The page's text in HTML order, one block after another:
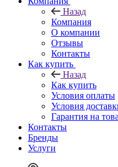
Назад
Компания
О компании
Отзывы
Контакты
Как купить
Назад
Как купить
Условия оплаты
Условия
Гарантия на
Контакты
Бренды
Услуги